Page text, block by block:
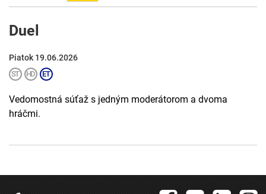
Duel
Piatok 19.06.2026
Vedomostná súťaž s jedným moderátorom a dvoma
hráčmi.